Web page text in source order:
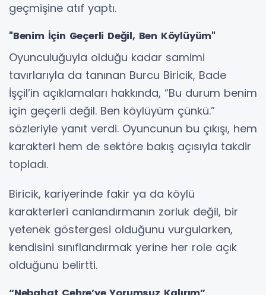
geçmişine atıf yaptı.
"Benim İçin Geçerli Değil, Ben Köylüyüm"
Oyunculuğuyla olduğu kadar samimi
tavırlarıyla da tanınan Burcu Biricik, Bade
İşçil’in açıklamaları hakkında, “Bu durum benim
için geçerli değil. Ben köylüyüm çünkü.”
sözleriyle yanıt verdi. Oyuncunun bu çıkışı, hem
karakteri hem de sektöre bakış açısıyla takdir
topladı.
Biricik, kariyerinde fakir ya da köylü
karakterleri canlandırmanın zorluk değil, bir
yetenek göstergesi olduğunu vurgularken,
kendisini sınıflandırmak yerine her role açık
olduğunu belirtti.